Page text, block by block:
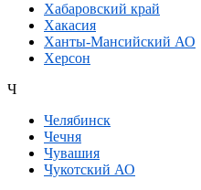
Хабаровский край
Хакасия
Ханты-Мансийский АО
Херсон
Ч
Челябинск
Чечня
Чувашия
Чукотский АО